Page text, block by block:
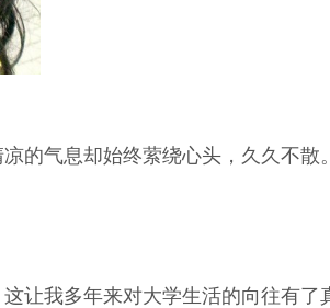
的气息却始终萦绕心头，久久不散
让我多年来对大学生活的向往有了